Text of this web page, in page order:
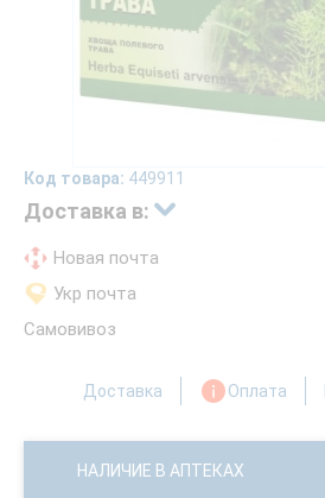
Код товара: 449911
Доставка в:
Новая почта
Укр почта
Самовивоз
Доставка Оплата
НАЛИЧИЕ В АПТЕКАХ